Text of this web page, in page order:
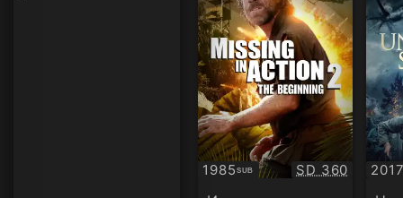
1985SUB
Субтитри Качество:
SD 360 2017